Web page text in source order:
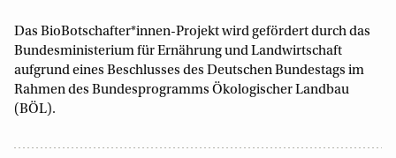
Das BioBotschafter*innen-Projekt wird gefördert durch das
Bundesministerium für Ernährung und Landwirtschaft
aufgrund eines Beschlusses des Deutschen Bundestags im
Rahmen des Bundesprogramms Ökologischer Landbau
(BÖL).